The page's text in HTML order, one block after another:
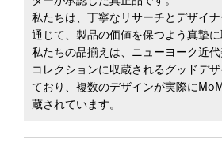
私たちは、丁寧なリサーチとデザイ
通じて、製品の価値を保つよう真摯に
私たちの品揃えは、ニューヨーク近
コレクションに収蔵されるグッドデ
ており、複数のデザインが実際に
蔵されています。